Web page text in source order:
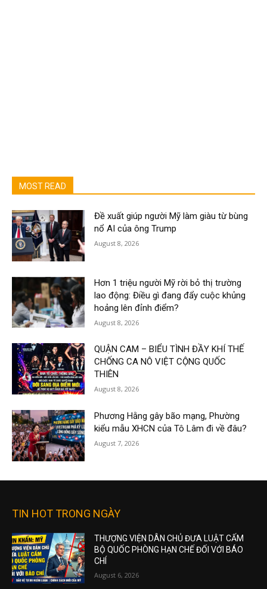
MOST READ
Đề xuất giúp người Mỹ làm giàu từ bùng
nổ AI của ông Trump
August 8, 2026
Hơn 1 triệu người Mỹ rời bỏ thị trường
lao động: Điều gì đang đẩy cuộc khủng
hoảng lên đỉnh điểm?
August 8, 2026
QUẬN CAM – BIỂU TÌNH ĐẦY KHÍ THẾ
CHỐNG CA NÔ VIỆT CỘNG QUỐC
THIÊN
August 8, 2026
Phương Hằng gây bão mạng, Phường
kiểu mẫu XHCN của Tô Lâm đi về đâu?
August 7, 2026
TIN HOT TRONG NGÀY
THƯỢNG VIỆN DÂN CHỦ ĐƯA LUẬT CẤM
BỘ QUỐC PHÒNG HẠN CHẾ ĐỐI VỚI BÁO
CHÍ
August 6, 2026